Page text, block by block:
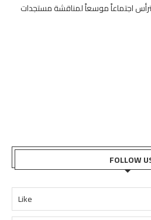
اجتماعاً موسعاً لمناقشة مستجدات
FOLLOW
Like